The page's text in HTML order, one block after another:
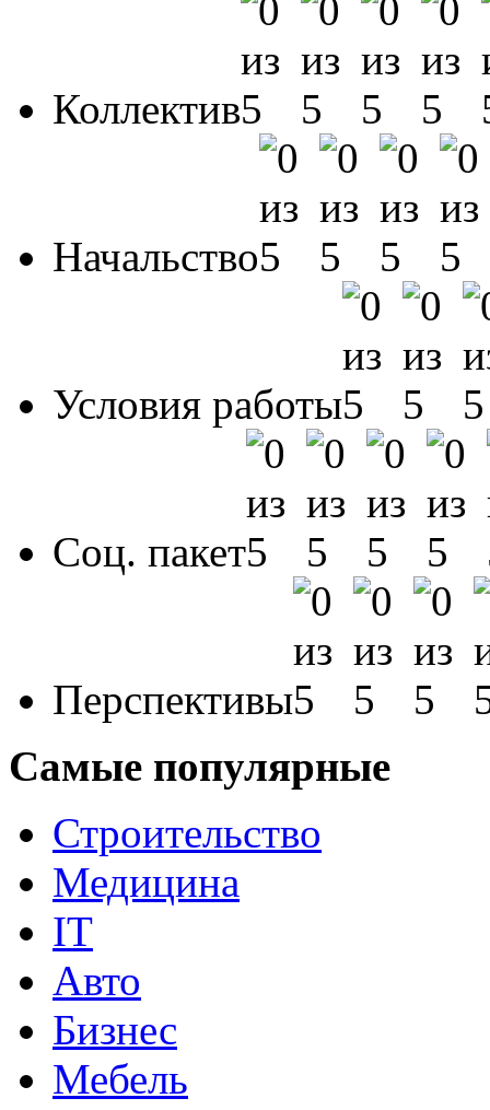
Коллектив
Начальство
Условия работы
Соц. пакет
Перспективы
Самые популярные
Строительство
Медицина
IT
Авто
Бизнес
Мебель